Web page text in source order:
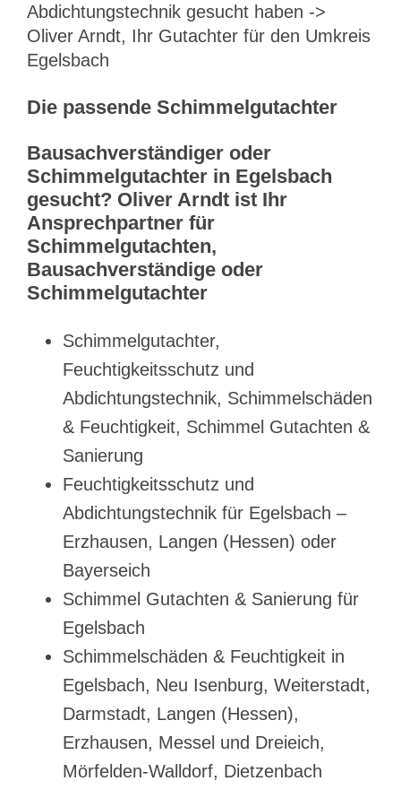
Abdichtungstechnik gesucht haben ->
Oliver Arndt, Ihr Gutachter für den Umkreis
Egelsbach
Die passende Schimmelgutachter
Bausachverständiger oder
Schimmelgutachter in Egelsbach
gesucht? Oliver Arndt ist Ihr
Ansprechpartner für
Schimmelgutachten,
Bausachverständige oder
Schimmelgutachter
Schimmelgutachter,
Feuchtigkeitsschutz und
Abdichtungstechnik, Schimmelschäden
& Feuchtigkeit, Schimmel Gutachten &
Sanierung
Feuchtigkeitsschutz und
Abdichtungstechnik für Egelsbach –
Erzhausen, Langen (Hessen) oder
Bayerseich
Schimmel Gutachten & Sanierung für
Egelsbach
Schimmelschäden & Feuchtigkeit in
Egelsbach, Neu Isenburg, Weiterstadt,
Darmstadt, Langen (Hessen),
Erzhausen, Messel und Dreieich,
Mörfelden-Walldorf, Dietzenbach